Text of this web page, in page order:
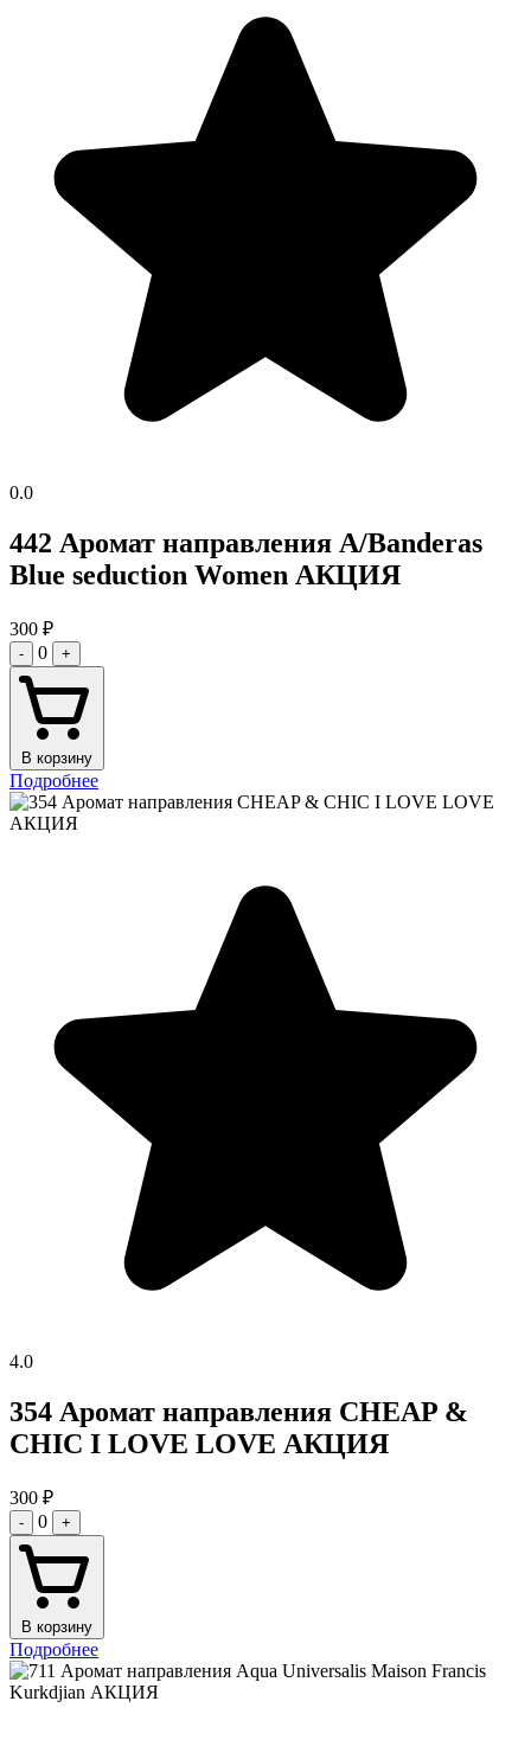
0.0
442 Аромат направления A/Banderas
Blue seduction Women АКЦИЯ
300 ₽
- 0 +
В корзину
Подробнее
4.0
354 Аромат направления CHEAP &
CHIC I LOVE LOVE АКЦИЯ
300 ₽
- 0 +
В корзину
Подробнее